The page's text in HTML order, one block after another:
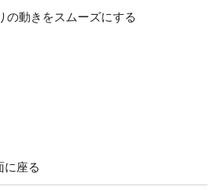
の動きをスムーズにする
に座る